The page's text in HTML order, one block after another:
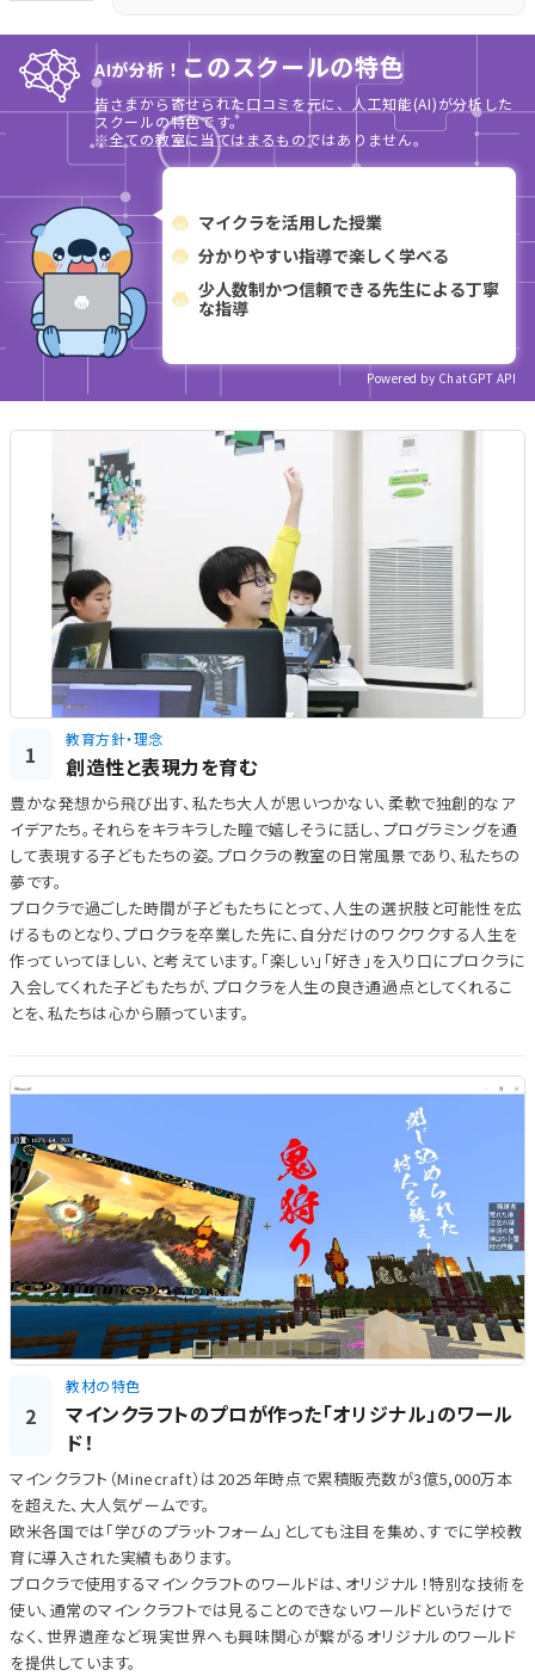
AIが分析！ このスクールの特色
皆さまから寄せられた口コミを元に、人工知能(AI)が分析した
スクールの特色です。
※全ての教室に当てはまるものではありません。
マイクラを活用した授業
分かりやすい指導で楽しく学べる
少人数制かつ信頼できる先生による丁寧
な指導
Powered by ChatGPT API
1
教育方針・理念
創造性と表現力を育む
豊かな発想から飛び出す、私たち大人が思いつかない、柔軟で独創的なア
イデアたち。それらをキラキラした瞳で嬉しそうに話し、プログラミングを通
して表現する子どもたちの姿。プロクラの教室の日常風景であり、私たちの
夢です。
プロクラで過ごした時間が子どもたちにとって、人生の選択肢と可能性を広
げるものとなり、プロクラを卒業した先に、自分だけのワクワクする人生を
作っていってほしい、と考えています。「楽しい」「好き」を入り口にプロクラに
入会してくれた子どもたちが、プロクラを人生の良き通過点としてくれるこ
とを、私たちは心から願っています。
2
教材の特色
マインクラフトのプロが作った「オリジナル」のワール
ド！
マインクラフト（Minecraft）は2025年時点で累積販売数が3億5,000万本
を超えた、大人気ゲームです。
欧米各国では「学びのプラットフォーム」としても注目を集め、すでに学校教
育に導入された実績もあります。
プロクラで使用するマインクラフトのワールドは、オリジナル！特別な技術を
使い、通常のマインクラフトでは見ることのできないワールドというだけで
なく、世界遺産など現実世界へも興味関心が繋がるオリジナルのワールド
を提供しています。